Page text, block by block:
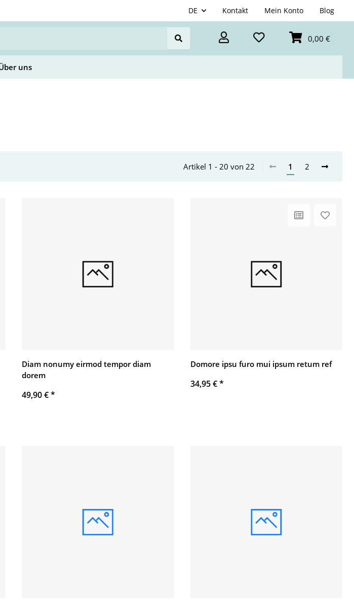
DE Kontakt Mein Konto Blog
0,00 €
uns
Artikel 1 - 20 von 22 1 2
Diam nonumy eirmod tempor diam
dorem
49,90 €*
Domore ipsu furo mui ipsum retum ref
34,95 €*